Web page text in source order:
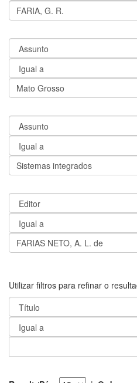
Utilizar filtros para refinar o